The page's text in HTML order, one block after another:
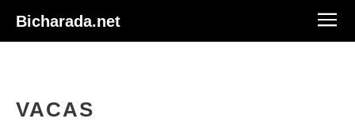
Bicharada.net
VACAS